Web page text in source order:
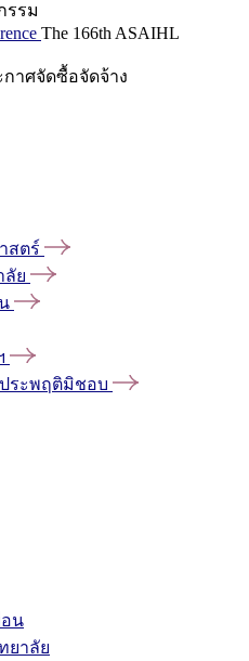
รรม
The 166th ASAIHL
กาศจัดซื้อจัดจ้าง
สตร์
ย
ระพฤติมิชอบ
น
ยาลัย